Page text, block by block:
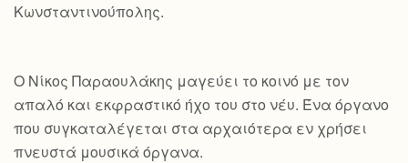
Κωνσταντινούπολης.
Ο Νίκος Παραουλάκης μαγεύει το κοινό με τον
απαλό και εκφραστικό ήχο του στο νέυ. Ένα όργανο
που συγκαταλέγεται στα αρχαιότερα εν χρήσει
πνευστά μουσικά όργανα.